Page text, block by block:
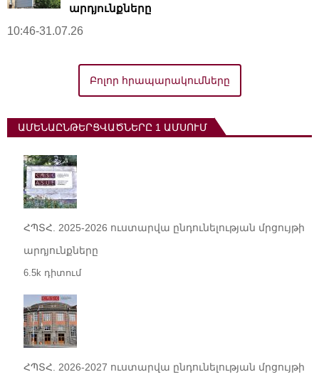
արդյունքները
10:46-31.07.26
Բոլոր հրապարակումները
ԱՄԵՆԱԸՆԹԵՐՑՎԱԾՆԵՐԸ 1 ԱՄՍՈՒՄ
ՀՊՏՀ. 2025-2026 ուստարվա ընդունելության մրցույթի
արդյունքները
6.5k դիտում
ՀՊՏՀ. 2026-2027 ուստարվա ընդունելության մրցույթի